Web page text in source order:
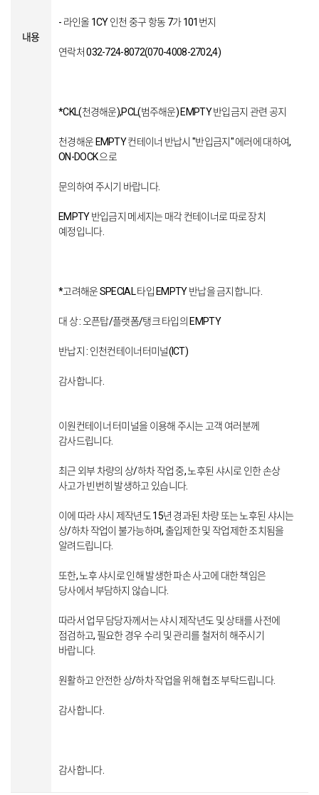
내용
- 라인올 1CY 인천 중구 항동 7가 101번지
연락처 032-724-8072(070-4008-2702,4)
*CKL(천경해운),PCL(범주해운) EMPTY 반입금지 관련 공지
천경해운 EMPTY 컨테이너 반납시 "반입금지" 에러에 대하여,
ON-DOCK 으로
문의하여 주시기 바랍니다.
EMPTY 반입금지 메세지는 매각 컨테이너로 따로 장치
예정입니다.
*고려해운 SPECIAL 타입 EMPTY 반납을 금지합니다.
대 상 : 오픈탑/플랫폼/탱크 타입의 EMPTY
반납지 : 인천컨테이너터미널(ICT)
감사합니다.
이원컨테이너 터미널을 이용해 주시는 고객 여러분께
감사드립니다.
최근 외부 차량의 상/하차 작업 중, 노후된 샤시로 인한 손상
사고가 빈번히 발생하고 있습니다.
이에 따라 샤시 제작년도 15년 경과된 차량 또는 노후된 샤시는
상/하차 작업이 불가능하며, 출입제한 및 작업제한 조치됨을
알려드립니다.
또한, 노후 샤시로 인해 발생한 파손 사고에 대한 책임은
당사에서 부담하지 않습니다.
따라서 업무 담당자께서는 샤시 제작년도 및 상태를 사전에
점검하고, 필요한 경우 수리 및 관리를 철저히 해주시기
바랍니다.
원활하고 안전한 상/하차 작업을 위해 협조 부탁드립니다.
감사합니다.
감사합니다.